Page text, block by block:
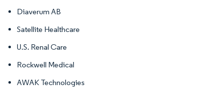
Diaverum AB
Satellite Healthcare
U.S. Renal Care
Rockwell Medical
AWAK Technologies